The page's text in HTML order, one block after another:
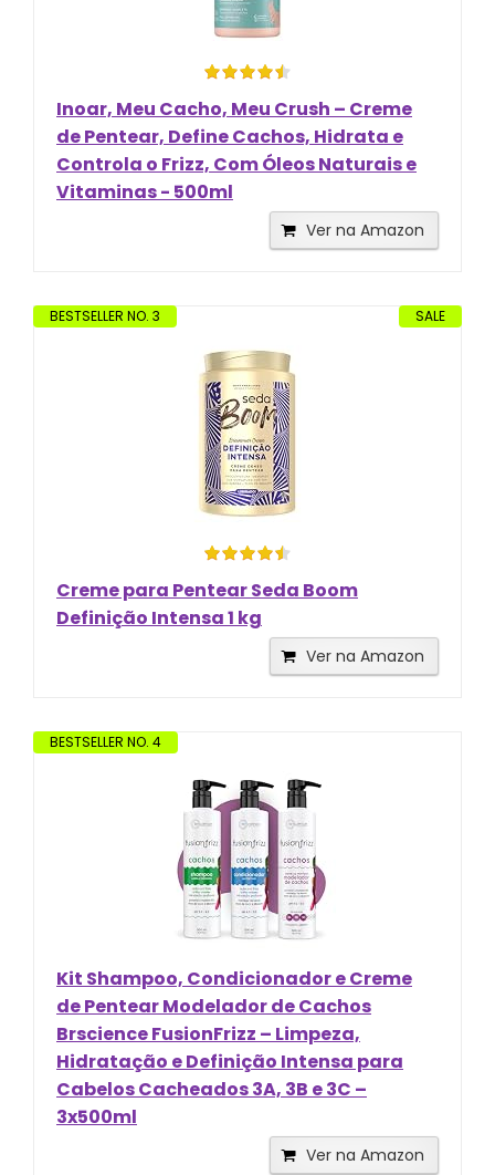
Inoar, Meu Cacho, Meu Crush – Creme
de Pentear, Define Cachos, Hidrata e
Controla o Frizz, Com Óleos Naturais e
Vitaminas - 500ml
Ver na Amazon
SALE
BESTSELLER NO. 3
Creme para Pentear Seda Boom
Definição Intensa 1 kg
Ver na Amazon
BESTSELLER NO. 4
Kit Shampoo, Condicionador e Creme
de Pentear Modelador de Cachos
Brscience FusionFrizz – Limpeza,
Hidratação e Definição Intensa para
Cabelos Cacheados 3A, 3B e 3C –
3x500ml
Ver na Amazon